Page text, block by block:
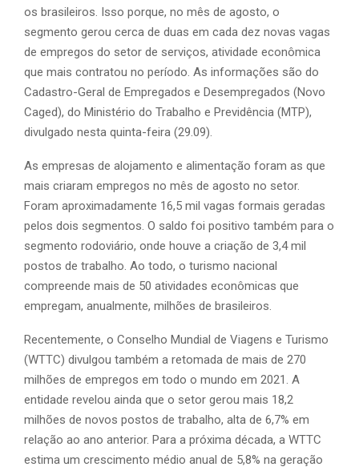
os brasileiros. Isso porque, no mês de agosto, o
segmento gerou cerca de duas em cada dez novas vagas
de empregos do setor de serviços, atividade econômica
que mais contratou no período. As informações são do
Cadastro-Geral de Empregados e Desempregados (Novo
Caged), do Ministério do Trabalho e Previdência (MTP),
divulgado nesta quinta-feira (29.09).
As empresas de alojamento e alimentação foram as que
mais criaram empregos no mês de agosto no setor.
Foram aproximadamente 16,5 mil vagas formais geradas
pelos dois segmentos. O saldo foi positivo também para o
segmento rodoviário, onde houve a criação de 3,4 mil
postos de trabalho. Ao todo, o turismo nacional
compreende mais de 50 atividades econômicas que
empregam, anualmente, milhões de brasileiros.
Recentemente, o Conselho Mundial de Viagens e Turismo
(WTTC) divulgou também a retomada de mais de 270
milhões de empregos em todo o mundo em 2021. A
entidade revelou ainda que o setor gerou mais 18,2
milhões de novos postos de trabalho, alta de 6,7% em
relação ao ano anterior. Para a próxima década, a WTTC
estima um crescimento médio anual de 5,8% na geração